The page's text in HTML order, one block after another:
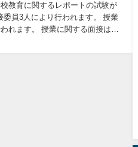
教育に関するレポートの試験が
れます。 授業に関する面接は模